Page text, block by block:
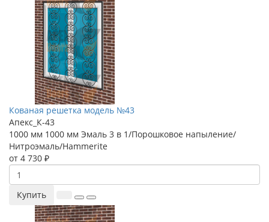
Кованая решетка модель №43
Апекс_К-43
1000 мм 1000 мм Эмаль 3 в 1/Порошковое напыление/
Нитроэмаль/Hammerite
от 4 730 ₽
Купить